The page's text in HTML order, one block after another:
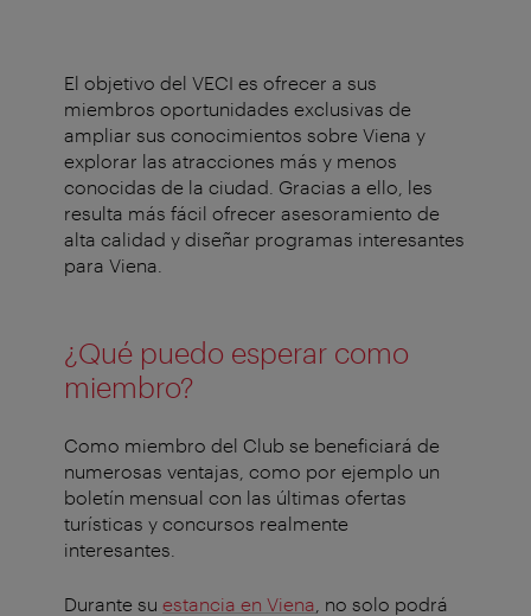
El objetivo del VECI es ofrecer a sus
miembros oportunidades exclusivas de
ampliar sus conocimientos sobre Viena y
explorar las atracciones más y menos
conocidas de la ciudad. Gracias a ello, les
resulta más fácil ofrecer asesoramiento de
alta calidad y diseñar programas interesantes
para Viena.
¿Qué puedo esperar como
miembro?
Como miembro del Club se beneficiará de
numerosas ventajas, como por ejemplo un
boletín mensual con las últimas ofertas
turísticas y concursos realmente
interesantes.
Durante su estancia en Viena , no solo podrá